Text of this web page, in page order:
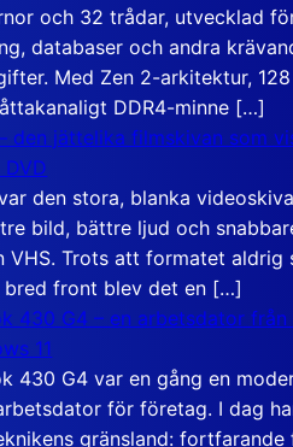
och 32 trådar, utvecklad
databaser och andra
Med Zen 2-arkitektur,
DDR4-minne […]
den jättelika filmskivan som
den stora, blanka
bild, bättre ljud och
VHS. Trots att formatet aldrig
bred front blev det en […]
430 G4 – en arbetsdator från
11
430 G4 var en gång en
för företag. I dag
gränsland: fortfarande